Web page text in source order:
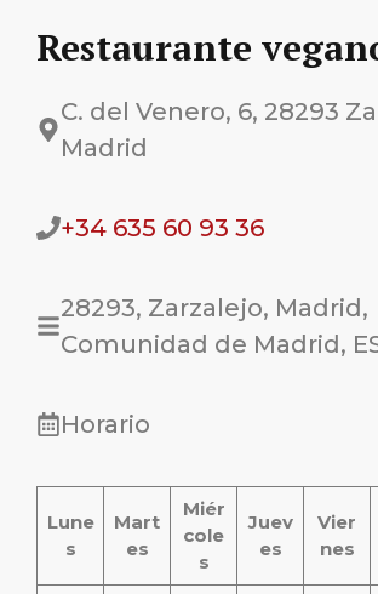
Restaurante
C. del Venero, 6, 28293
Madrid
+34 635 60 93 36
28293, Zarzalejo, Madrid,
Comunidad de Madrid,
Horario
Lune
s
Mart
es
Miér
cole
s
Juev
es
Vier
nes